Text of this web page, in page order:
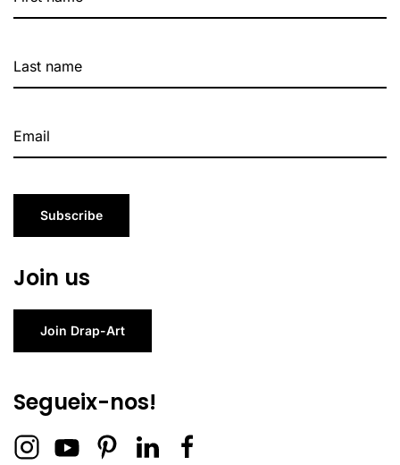
Subscribe
Join us
Join Drap-Art
Segueix-nos!